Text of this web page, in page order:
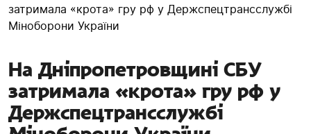
затримала «крота» гру рф у Держспецтрансслужбі
Міноборони України
На Дніпропетровщині СБУ
затримала «крота» гру рф у
Держспецтрансслужбі